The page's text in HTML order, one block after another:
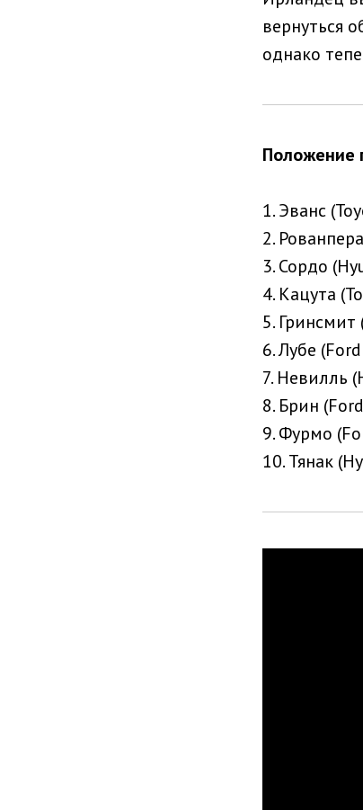
вернуться
однако
Положение
1. Эванс
2.
3. Сордо
4. Кацута
5. Гринсмит
6. Лубе
7. Невилль
8. Брин
9. Фурмо
10. Тянак